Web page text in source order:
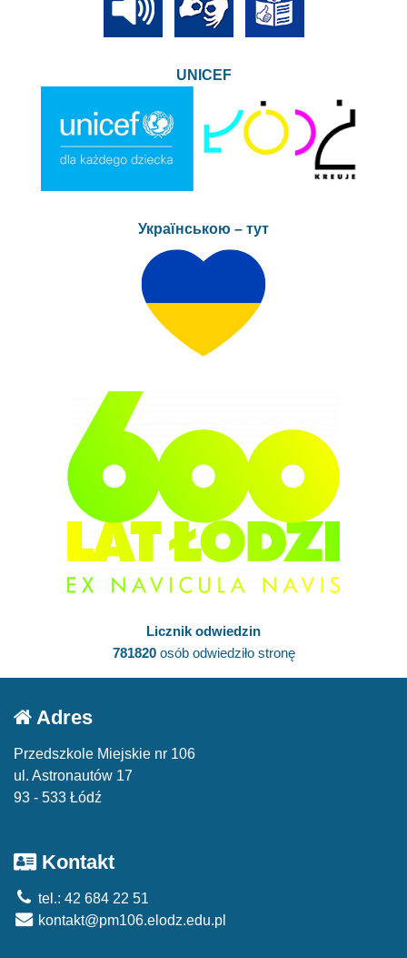
UNICEF
Українською – тут
Licznik odwiedzin
781820osób odwiedziło stronę
Adres
Przedszkole Miejskie nr 106
ul. Astronautów 17
93 - 533 Łódź
Kontakt
tel.: 42 684 22 51
kontakt@pm106.elodz.edu.pl